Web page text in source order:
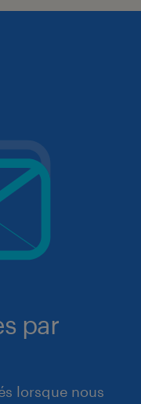
par
lorsque nous